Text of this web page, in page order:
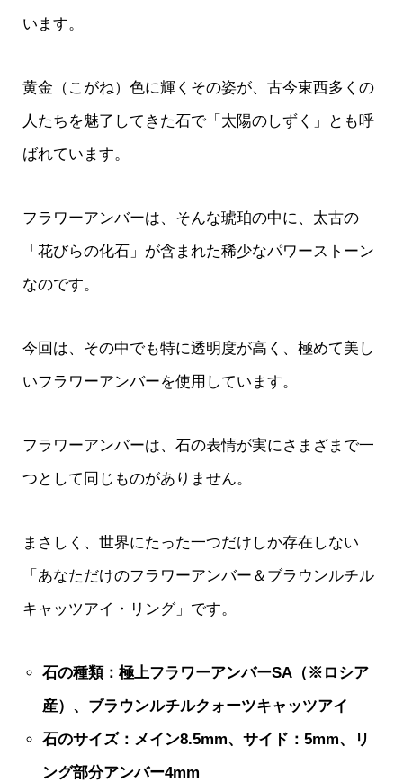
います。
黄金（こがね）色に輝くその姿が、古今東西多くの
人たちを魅了してきた石で「太陽のしずく」とも呼
ばれています。
フラワーアンバーは、そんな琥珀の中に、太古の
「花びらの化石」が含まれた稀少なパワーストーン
なのです。
今回は、その中でも特に透明度が高く、極めて美し
いフラワーアンバーを使用しています。
フラワーアンバーは、石の表情が実にさまざまで一
つとして同じものがありません。
まさしく、世界にたった一つだけしか存在しない
「あなただけのフラワーアンバー＆ブラウンルチル
キャッツアイ・リング」です。
石の種類：極上フラワーアンバーSA（※ロシア
産）、ブラウンルチルクォーツキャッツアイ
石のサイズ：メイン8.5mm、サイド：5mm、リ
ング部分アンバー4mm